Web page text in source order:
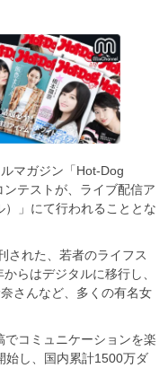
マガジン「Hot-Dog
テストが、ライブ配信ア
」にて行われることとな
された、若者のライフス
らはデジタルに移行し、
さんなど、多くの有名女
でコミュニケーションを楽
始し、国内累計1500万ダ